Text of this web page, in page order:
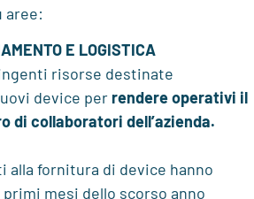
aree:
E LOGISTICA
risorse destinate
device per rendere operativi il
di collaboratori dell’azienda.
alla fornitura di device hanno
mesi dello scorso anno